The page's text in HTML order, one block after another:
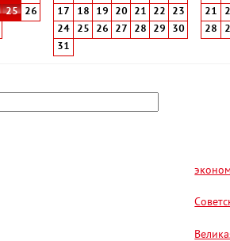
25
26
17
18 19 20 21 22
23
24
25 26 27 28 29
30
31
21
28